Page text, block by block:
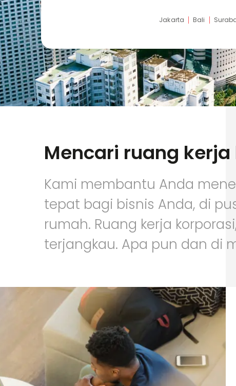
Jakarta Bali
Mencari ruang
Kami membantu Anda
tepat bagi bisnis Anda, di
rumah. Ruang kerja
terjangkau. Apa pun dan di